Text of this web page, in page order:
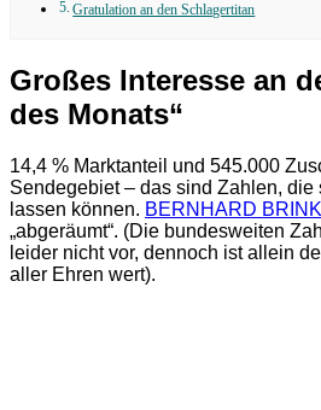
Gratulation an den Schlagertitan
Großes Interesse an
des Monats“
14,4 % Marktanteil und 545.000
Sendegebiet – das sind Zahlen, die
lassen können. BERNHARD BRINK
„abgeräumt“. (Die bundesweiten
leider nicht vor, dennoch ist allein
aller Ehren wert).